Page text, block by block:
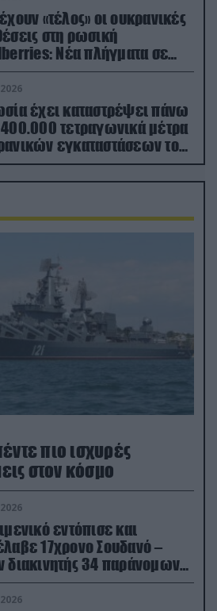
«τέλος» οι ουκρανικές
στη ρωσική
Νέα πλήγματα σε
στα Ουράλια
έχει καταστρέψει πάνω
τετραγωνικά μέτρα
εγκαταστάσεων τον
πιο ισχυρές
στον κόσμο
εντόπισε και
17χρονο Σουδανό –
διακινητής 34 παράνομων